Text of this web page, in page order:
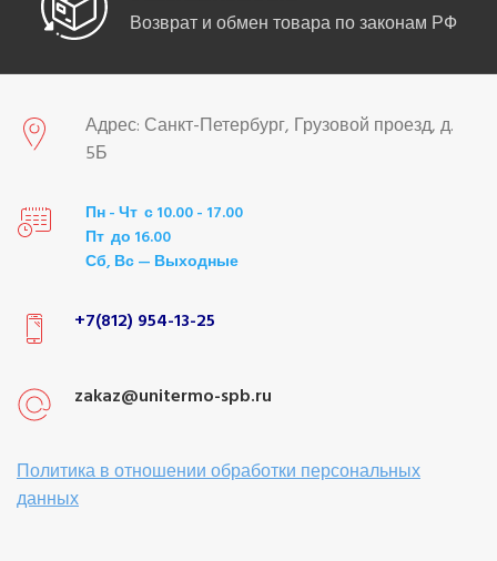
Возврат и обмен товара по законам РФ
Адрес: Санкт-Петербург, Грузовой проезд, д.
5Б
Пн - Чт с 10.00 - 17.00
Пт до 16.00
Сб, Вс — Выходные
+7(812) 954-13-25
zakaz@unitermo-spb.ru
Политика в отношении обработки персональных
данных